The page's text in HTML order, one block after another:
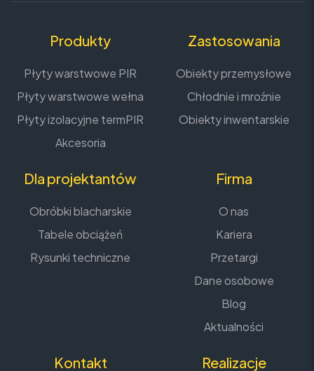
Produkty
Płyty warstwowe PIR
Płyty warstwowe wełna
Płyty izolacyjne termPIR
Akcesoria
Zastosowania
Obiekty przemysłowe
Chłodnie i mroźnie
Obiekty inwentarskie
Dla projektantów
Obróbki blacharskie
Tabele obciążeń
Rysunki techniczne
Firma
O nas
Kariera
Przetargi
Dane osobowe
Blog
Aktualności
Kontakt Realizacje